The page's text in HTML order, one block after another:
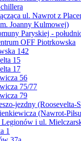
ul. Nawrot z
Joanny Kulmowej)
Paryskiej -
OFF Piotrkowska
142
15
17
56
75/77
79
jezdny (Roosevelta-
(Nawrot-
i ul.
1